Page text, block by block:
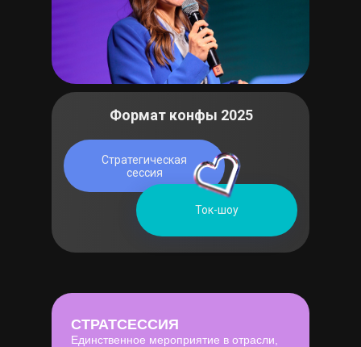
Формат конфы 2025
Стратегическая
сессия
Ток-шоу
СТРАТСЕССИЯ
Единственное мероприятие в отрасли,